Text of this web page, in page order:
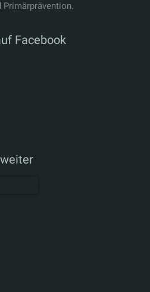
Primärprävention.
Facebook